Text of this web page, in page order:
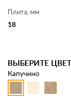
Плита, мм
18
ВЫБЕРИТЕ ЦВЕТ
Капучино